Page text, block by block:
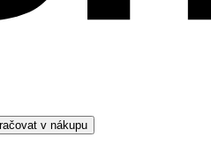
v nákupu